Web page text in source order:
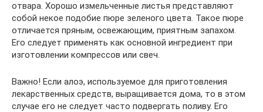
отвара. Хорошо измельченные листья представляют
собой некое подобие пюре зеленого цвета. Такое пюре
отличается пряным, освежающим, приятным запахом.
Его следует применять как основной ингредиент при
изготовлении компрессов или свеч.
Важно! Если алоэ, используемое для приготовления
лекарственных средств, выращивается дома, то в этом
случае его не следует часто подвергать поливу. Его